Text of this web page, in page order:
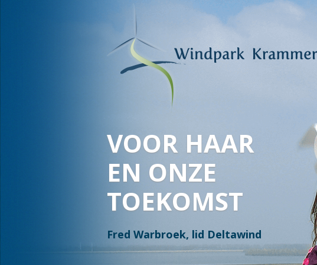
WAAR WATER
OVERGAAT IN
EN LAND
IN WATER, IS